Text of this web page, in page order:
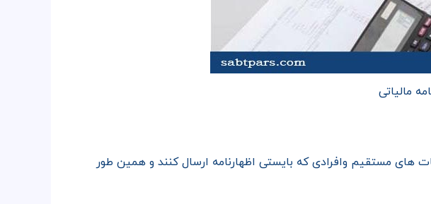
مالیاتی
های مستقیم وافرادی که بایستی اظهارنامه ارسال کنند و همین طور